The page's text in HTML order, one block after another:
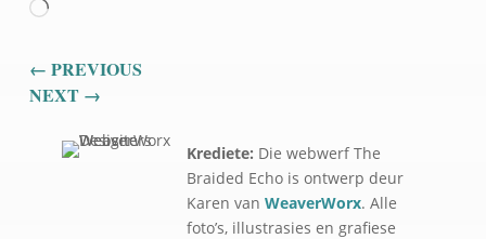
Loading…
← PREVIOUS
NEXT→
Krediete: Die webwerf The
Braided Echo is ontwerp deur
Karen van WeaverWorx. Alle
foto’s, illustrasies en grafiese